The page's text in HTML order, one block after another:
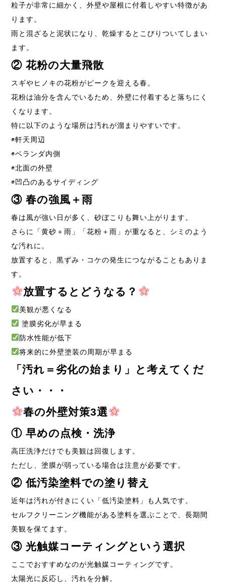
粒子が非常に細かく、外壁や屋根に付着しやすい特徴があ
ります。
雨と混ざると泥状になり、乾燥するとこびりついてしまい
ます。
② 花粉の大量飛散
スギやヒノキの花粉がピークを迎える春。
花粉は油分を含んでいるため、外壁に付着すると落ちにく
くなります。
特に以下のような場所は汚れが溜まりやすいです。
◉軒天周辺
◉ベランダ内側
◉北面の外壁
◉凹凸のあるサイディング
③ 春の強風＋雨
春は風が強い日が多く、砂ぼこりも舞い上がります。
さらに「黄砂＋雨」「花粉＋雨」が重なると、シミのよう
な汚れに。
放置すると、黒ずみ・コケの発生につながることもありま
す。
放置するとどうなる？
美観が悪くなる
塗膜劣化が早まる
防水性能が低下
将来的に外壁塗装の周期が早まる
「汚れ＝劣化の始まり」と考えてくだ
さい・・・
春の外壁対策3選
① 早めの点検・洗浄
高圧洗浄だけでも美観は回復します。
ただし、塗膜が弱っている場合は注意が必要です。
② 低汚染塗料での塗り替え
近年は汚れが付きにくい「低汚染塗料」も人気です。
セルフクリーニング機能がある塗料を選ぶことで、長期間
美観を保てます。
③ 光触媒コーティングという選択
ここでおすすめなのが光触媒コーティングです。
太陽光に反応し、汚れを分解。